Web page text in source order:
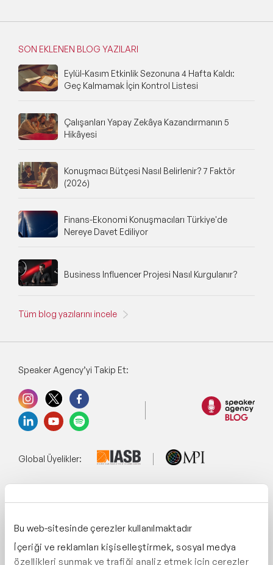
Bu web-sitesinde çerezler kullanılmaktadır
İçeriği ve reklamları kişiselleştirmek, sosyal medya
özellikleri sunmak ve trafiği analiz etmek için çerezler
SON EKLENEN BLOG YAZILARI
Eylül-Kasım Etkinlik Sezonuna 4 Hafta Kaldı:
Geç Kalmamak İçin Kontrol Listesi
Çalışanları Yapay Zekâya Kazandırmanın 5
Hikâyesi
Konuşmacı Bütçesi Nasıl Belirlenir? 7 Faktör
(2026)
Finans-Ekonomi Konuşmacıları Türkiye'de
Nereye Davet Ediliyor
Business Influencer Projesi Nasıl Kurgulanır?
Tüm blog yazılarını incele
Speaker Agency’yi Takip Et:
Global Üyelikler:
Destekliyoruz: